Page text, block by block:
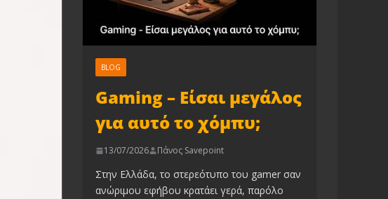
BLOG
Gaming – Είσαι μεγάλος
για αυτό το χόμπυ;
13/07/2026 Πάνος Savepoint
Στην Ελλάδα, το στερεότυπο του gamer σαν
ανώριμου εφήβου κρατάει γερά, παρόλο